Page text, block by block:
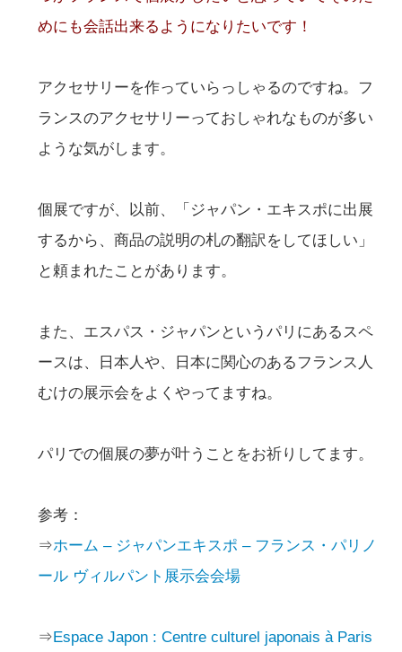
めにも会話出来るようになりたいです！
アクセサリーを作っていらっしゃるのですね。フ
ランスのアクセサリーっておしゃれなものが多い
ような気がします。
個展ですが、以前、「ジャパン・エキスポに出展
するから、商品の説明の札の翻訳をしてほしい」
と頼まれたことがあります。
また、エスパス・ジャパンというパリにあるスペ
ースは、日本人や、日本に関心のあるフランス人
むけの展示会をよくやってますね。
パリでの個展の夢が叶うことをお祈りしてます。
参考：
⇒ホーム – ジャパンエキスポ – フランス・パリノ
ール ヴィルパント展示会会場
⇒Espace Japon : Centre culturel japonais à Paris